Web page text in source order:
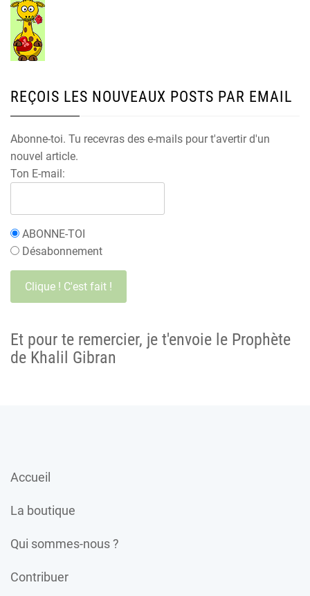
REÇOIS LES NOUVEAUX POSTS PAR EMAIL
Abonne-toi. Tu recevras des e-mails pour t'avertir d'un
nouvel article.
Ton E-mail:
ABONNE-TOI
Désabonnement
Et pour te remercier, je t'envoie le Prophète
de Khalil Gibran
Accueil
La boutique
Qui sommes-nous ?
Contribuer